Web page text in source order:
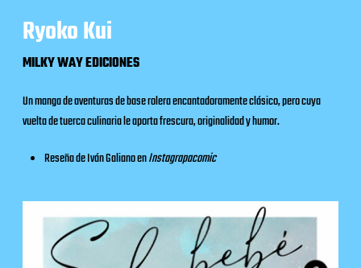
Ryoko Kui
MILKY WAY EDICIONES
Un manga de aventuras de base rolera encantadoramente clásico, pero cuya
vuelta de tuerca culinaria le aporta frescura, originalidad y humor.
Reseña de Iván Galiano enInstagrapacomic